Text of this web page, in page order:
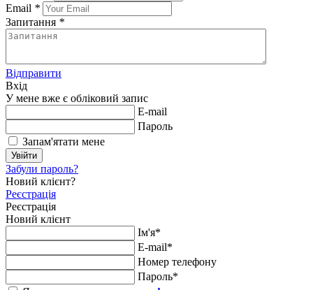
Email *
Запитання *
Відправити
Вхід
У мене вже є обліковий запис
E-mail
Пароль
Запам'ятати мене
Увійти
Забули пароль?
Новий клієнт?
Реєстрація
Реєстрація
Новий клієнт
Ім'я*
E-mail*
Номер телефону
Пароль*